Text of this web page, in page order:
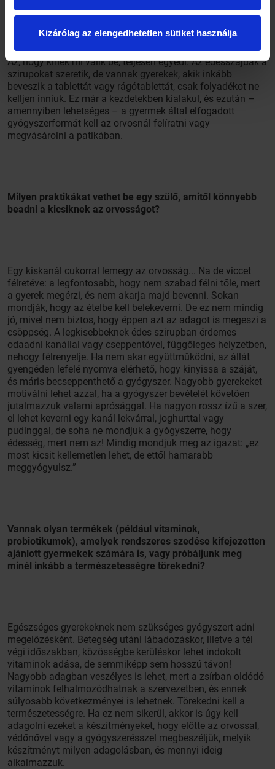
Kizárólag az elengedhetetlen sütiket használja
Az, hogy kinek mi válik be, teljesen egyedi. Az édesszájúak a
szirupokat szeretik, de vannak gyerekek, akik inkább
beveszik a tablettát vagy rágótablettát, csak folyadékot ne
kelljen inniuk. Ez már a kezdetekben kialakul, és ezután –
amennyiben lehetséges – a gyermek által elfogadott
gyógyszerformát kell az orvosnál felíratni vagy
megvásárolni a patikában.
Milyen praktikákat vethet be egy szülő, amitől könnyebb
beadni a kicsiknek az orvosságot?
Egy kiskanál cukorral lemegy az orvosság... Na de viccet
félretéve: a legfontosabb, hogy nem szabad félni tőle, mert
a gyerek megérzi, és nem akarja majd bevenni. Sokan
mondják, hogy az ételbe kell belekeverni. De ez nem mindig
jó, mivel nem biztos, hogy éppen azt az adagot is megeszi a
csöppség. A legkisebbeknek édes szirupban érdemes
odaadni kanállal vagy cseppentővel, függőleges helyzetben,
nehogy félrenyelje. Ha nem akar együttműködni, az állát
gyengéden lefelé nyomva elérhető, hogy kinyissa a száját,
és máris becseppenthető a gyógyszer. Nagyobb gyerekeket
motiválni lehet azzal, ha a gyógyszer bevételét követően
jutalmazzuk valami aprósággal. Ha nagyon rossz ízű a szer,
el lehet keverni egy kanál lekvárral, joghurttal vagy
pudinggal, de soha ne mondjuk a gyógyszerre, hogy
édesség, mert nem az! Mindig mondjuk meg az igazat: „ez
most kicsit kellemetlen lehet, de ettől hamarabb
meggyógyulsz.”
Vannak olyan termékek (például vitaminok,
probiotikumok), amelyek rendszeres szedése kifejezetten
ajánlott gyermekek számára is, vagy próbáljunk meg
minél inkább a természetességre törekedni?
Egészséges gyerekeknek nem szükséges gyógyszert adni
megelőzésként. Betegség utáni lábadozáskor, illetve a tél
végi időszakban, közösségbe kerüléskor lehet indokolt
vitaminok adása, de semmiképp sem hosszú távon!
Nagyobb adagban veszélyes is lehet, mert a zsírban oldódó
vitaminok felhalmozódhatnak a szervezetben, és ennek
súlyosabb következményei is lehetnek. Törekedni kell a
természetességre. Ha ez nem sikerül, akkor is úgy kell
adagolni ezeket a készítményeket, hogy előtte az orvossal,
védőnővel vagy a gyógyszerésszel megbeszéljük, melyik
készítményt milyen adagolásban, és mennyi ideig
alkalmazzuk.